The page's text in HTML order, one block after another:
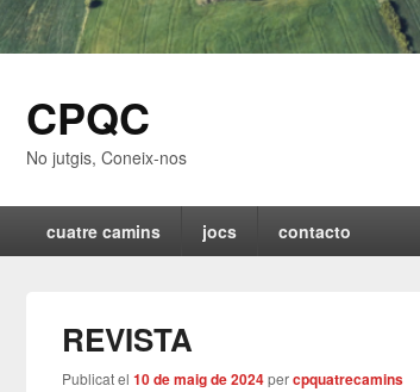
CPQC
No jutgis, Coneix-nos
principalcuatre camins jocs contacto
REVISTA
Publicat el 10 de maig de 2024percpquatrecamins